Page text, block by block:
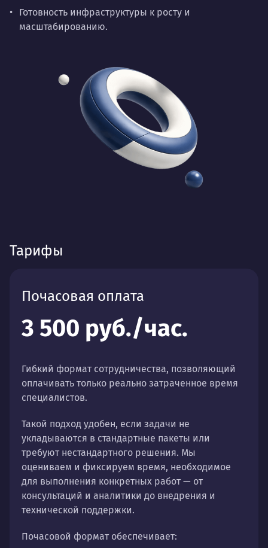
Готовность инфраструктуры к росту и
масштабированию.
Тарифы
Почасовая оплата
3 500 руб./час.
Гибкий формат сотрудничества, позволяющий
оплачивать только реально затраченное время
специалистов.
Такой подход удобен, если задачи не
укладываются в стандартные пакеты или
требуют нестандартного решения. Мы
оцениваем и фиксируем время, необходимое
для выполнения конкретных работ — от
консультаций и аналитики до внедрения и
технической поддержки.
Почасовой формат обеспечивает: